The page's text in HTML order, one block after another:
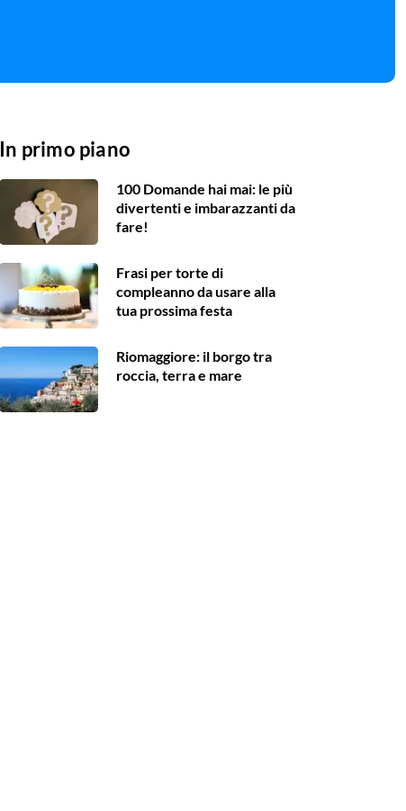
In primo piano
100 Domande hai mai: le più
divertenti e imbarazzanti da
fare!
Frasi per torte di
compleanno da usare alla
tua prossima festa
Riomaggiore: il borgo tra
roccia, terra e mare